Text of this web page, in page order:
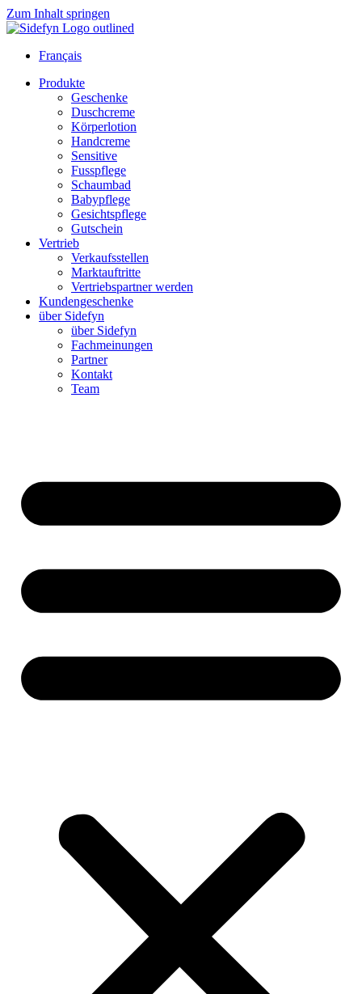
Zum Inhalt springen
Français
Produkte
Geschenke
Duschcreme
Körperlotion
Handcreme
Sensitive
Fusspflege
Schaumbad
Babypflege
Gesichtspflege
Gutschein
Vertrieb
Verkaufsstellen
Marktauftritte
Vertriebspartner werden
Kundengeschenke
über Sidefyn
über Sidefyn
Fachmeinungen
Partner
Kontakt
Team